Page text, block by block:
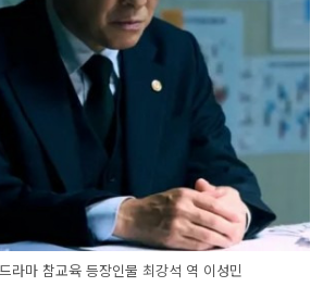
라마 참교육 등장인물 최강석 역 이성민